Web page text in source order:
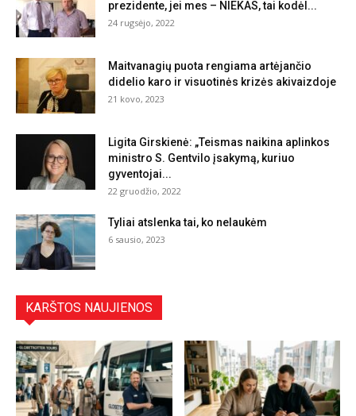
prezidente, jei mes – NIEKAS, tai kodėl...
24 rugsėjo, 2022
Maitvanagių puota rengiama artėjančio
didelio karo ir visuotinės krizės akivaizdoje
21 kovo, 2023
Ligita Girskienė: „Teismas naikina aplinkos
ministro S. Gentvilo įsakymą, kuriuo
gyventojai...
22 gruodžio, 2022
Tyliai atslenka tai, ko nelaukėm
6 sausio, 2023
KARŠTOS NAUJIENOS